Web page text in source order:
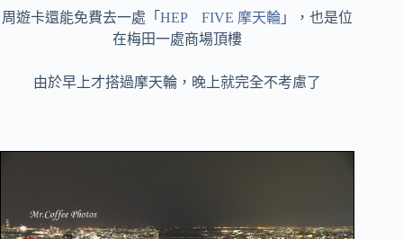
周遊卡還能免費去一處「HEP FIVE 摩天輪 」，也是位
在梅田一處商場頂樓
由於早上才搭過摩天輪，晚上就完全不考慮了